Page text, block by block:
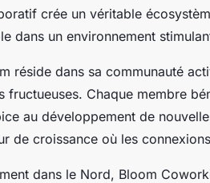
crée un véritable
dans un environnement
réside dans sa communauté
fructueuses. Chaque membre
au développement de
de croissance où les
dans le Nord, Bloom